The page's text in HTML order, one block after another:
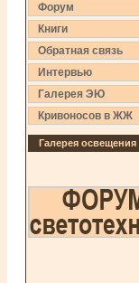
Форум
Книги
Обратная связь
Интервью
Галерея ЭЮ
Кривоносов в ЖЖ
Галерея освещения